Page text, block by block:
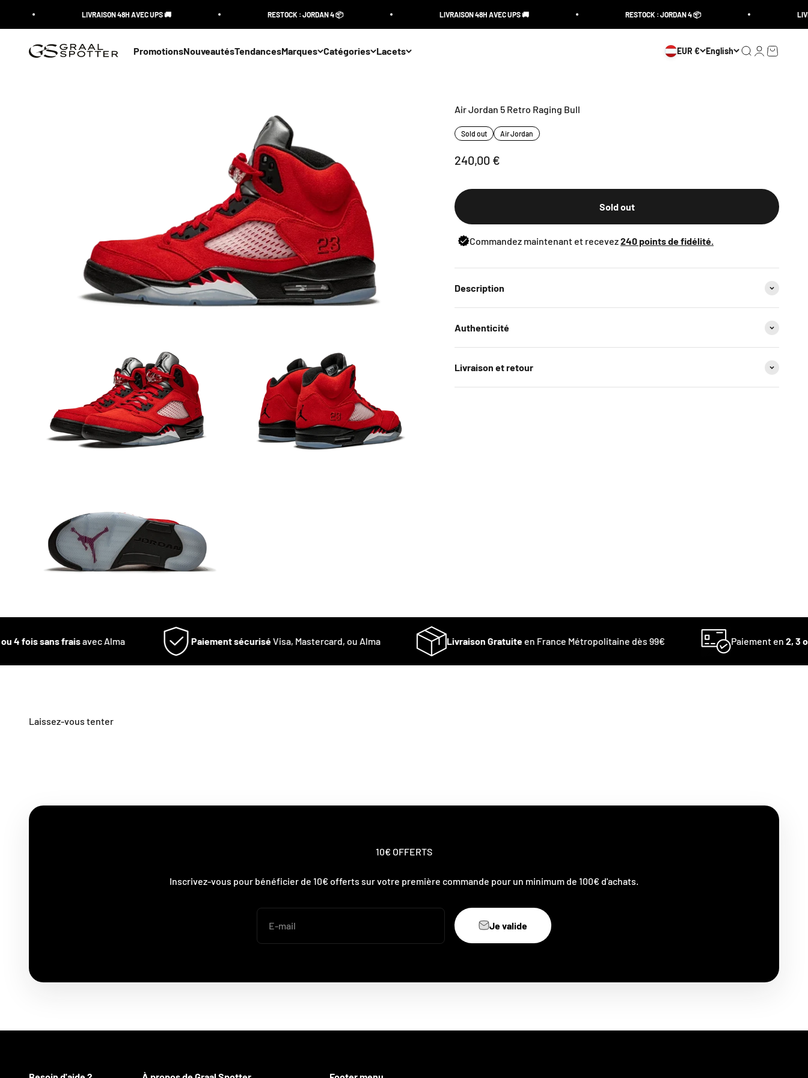
LIVRAISON 48H AVEC UPS 🚚 RESTOCK : JORDAN 4 📦 LIVRAISON 48H AVEC UPS 🚚 RESTOCK : JORDAN 4 📦
PromotionsNouveautésTendancesMarques Catégories Lacets
Graal Spotter EUR € English Open search
OpenOpen cart
Air Jordan 5 Retro Raging Bull
Sold out Air Jordan
Sale price
240,00 €
Sold out
Commandez maintenant et recevez240points de fidélité.
Description
Authenticité
Livraison et retour
4 fois sans fraisavec Alma Paiement sécuriséVisa, Mastercard, ou Alma Livraison Gratuiteen France Métropolitaine dès 99€ Paiement en2, 3 ou
10€ OFFERTS
Inscrivez-vous pour bénéficier de 10€ offerts sur votre première commande pour un minimum de 100€ d'achats.
E-mail Je valide